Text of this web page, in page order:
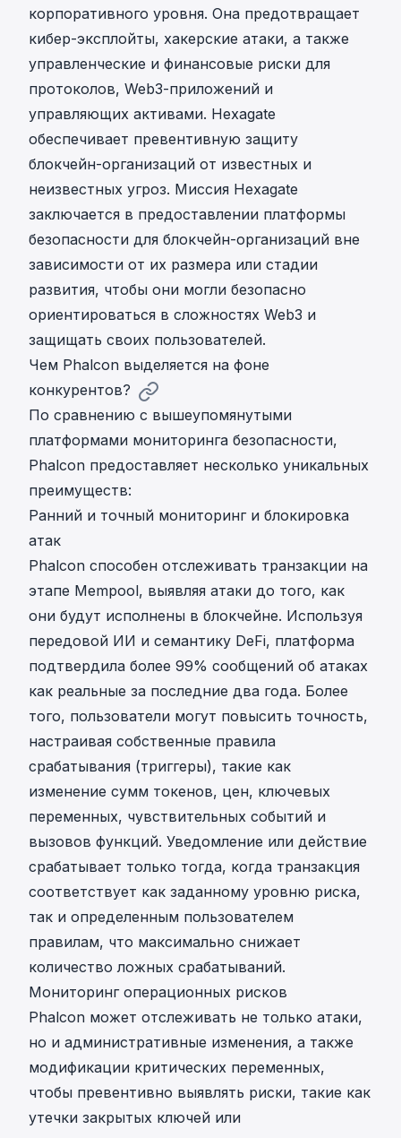
корпоративного уровня. Она предотвращает
кибер-эксплойты, хакерские атаки, а также
управленческие и финансовые риски для
протоколов, Web3-приложений и
управляющих активами. Hexagate
обеспечивает превентивную защиту
блокчейн-организаций от известных и
неизвестных угроз. Миссия Hexagate
заключается в предоставлении платформы
безопасности для блокчейн-организаций вне
зависимости от их размера или стадии
развития, чтобы они могли безопасно
ориентироваться в сложностях Web3 и
защищать своих пользователей.
Чем Phalcon выделяется на фоне
конкурентов?
По сравнению с вышеупомянутыми
платформами мониторинга безопасности,
Phalcon предоставляет несколько уникальных
преимуществ:
Ранний и точный мониторинг и блокировка
атак
Phalcon способен отслеживать транзакции на
этапе Mempool, выявляя атаки до того, как
они будут исполнены в блокчейне. Используя
передовой ИИ и семантику DeFi, платформа
подтвердила более 99% сообщений об атаках
как реальные за последние два года. Более
того, пользователи могут повысить точность,
настраивая собственные правила
срабатывания (триггеры), такие как
изменение сумм токенов, цен, ключевых
переменных, чувствительных событий и
вызовов функций. Уведомление или действие
срабатывает только тогда, когда транзакция
соответствует как заданному уровню риска,
так и определенным пользователем
правилам, что максимально снижает
количество ложных срабатываний.
Мониторинг операционных рисков
Phalcon может отслеживать не только атаки,
но и административные изменения, а также
модификации критических переменных,
чтобы превентивно выявлять риски, такие как
утечки закрытых ключей или